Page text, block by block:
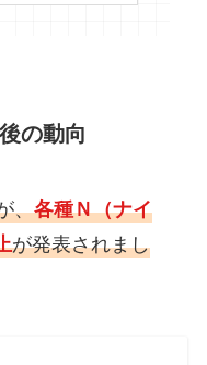
の動向
、各種Ｎ（ナイ
が発表されまし